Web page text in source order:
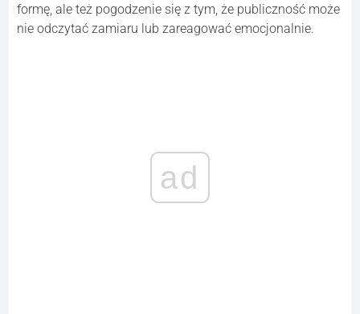
formę, ale też pogodzenie się z tym, że publiczność może
nie odczytać zamiaru lub zareagować emocjonalnie.
ad